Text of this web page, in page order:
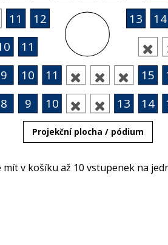
8 9 10   13 14
9 10 11    15
11 
11 12 13 14
Projekční plocha / pódium
mít v košíku až 10 vstupenek na